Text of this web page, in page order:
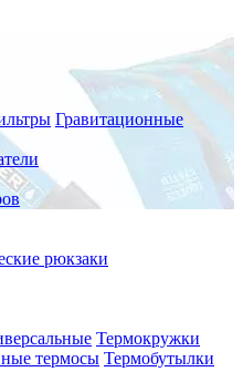
Гравитационные
рюкзаки
Термокружки
термосы Термобутылки